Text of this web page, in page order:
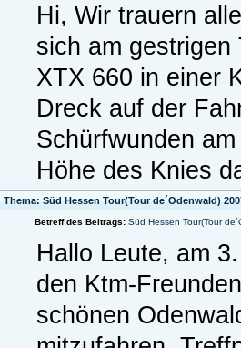
Hi, Wir trauern
sich am gestrigen
XTX 660 in einer
Dreck auf der
Schürfwunden
Höhe des Knies
Thema: Süd Hessen Tour(Tour de´Odenwald)
Betreff des Beitrags: Süd Hessen Tour(Tour
Hallo Leute, am
den Ktm-
schönen